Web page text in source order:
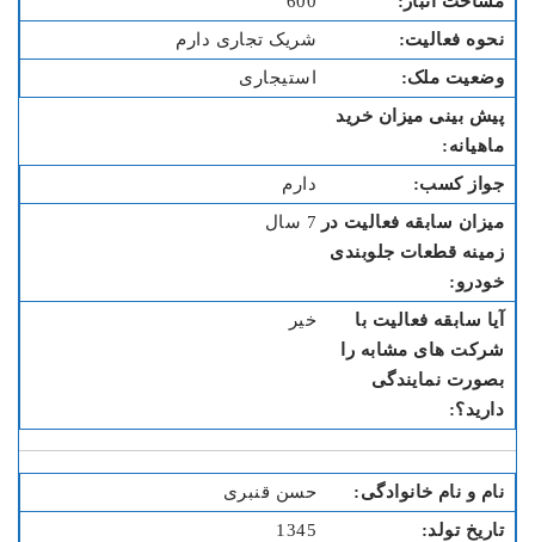
شریک تجاری دارم
استیجاری
دارم
7 سال
خیر
حسن قنبری
1345